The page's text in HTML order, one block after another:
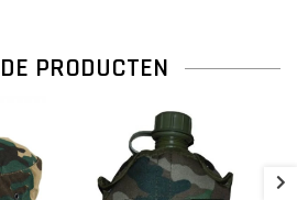
cover.
PRODUCTEN